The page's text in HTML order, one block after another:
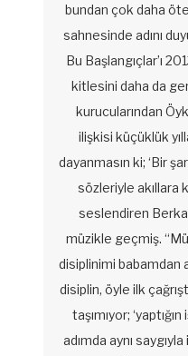
bundan çok daha
sahnesinde adını
Bu Başlangıçlar’ı
kitlesini daha da
kurucularından
ilişkisi küçüklük
dayanmasın ki; ‘Bir
sözleriyle akıllara
seslendiren
müzikle geçmiş.
disiplinimi babamdan
disiplin, öyle ilk
taşımıyor;
adımda aynı